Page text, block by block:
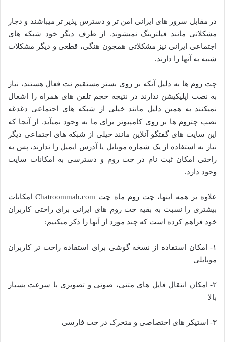
در مقابل سرور های ایرانی امن تر و دسترس پذیر تر میباشند و دچار
مشکلاتی مانند فیلترینگ نمیشوند. از طرف دیگر خود شبکه های
اجتماعی ایرانی نیز مشکلاتی همچون هنگی، قطعی و دیگر مشکلات
شبیه به آنها را دارند.
چت روم ها به دلیل آنکه بر روی بستر مستقیم نت فعال هستند، نیاز
به نصب اپلیکیشن ندارند در نتیجه حجم تلفن های همراه را اشغال
نمیکنند به همین دلیل مانند خیلی از شبکه های اجتماعی دغدغه
نصب چتروم ها بر روی کامپیوتر برای ما به وجود نمیآید. از آنجا که
این سایت های گفتگو آنلاین مانند خیلی از شبکه های اجتماعی دیگر
نیاز به استفاده از یک شماره موبایل یا آدرس ایمیل را ندارند، پس به
راحتی امکان ثبت نام در چت روم و دسترسی به امکانات سایت
وجود دارد.
علاوه بر همه اینها، چت روم ماه چت Chatroommah.com امکانات
بیشتری را نسبت به بقیه چت روم های ایرانی برای راحتی کاربران
خود فراهم کرده است که چند مورد از آنها را ذکر میکنیم:
۱- امکان استفاده از نسخه گوشی برای استفاده راحت تر کاربران
موبایلی
۲- امکان انتقال فایل های متنی، صوتی و تصویری با سرعت بسیار
بالا
۳- استیکر های اختصاصی و متحرک در چت فارسی